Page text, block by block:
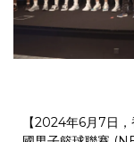
【2024年6月7日